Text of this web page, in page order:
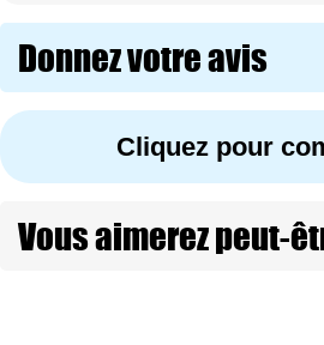
Donnez votre avis
Cliquez pour
Vous aimerez peut-